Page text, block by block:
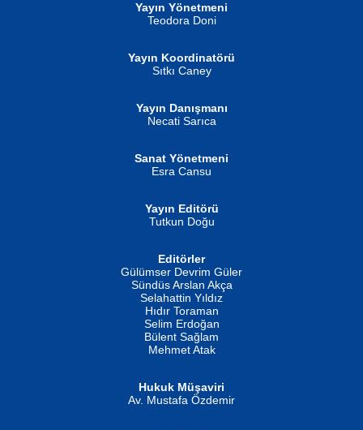
İSMAİL OKUTAN
Erkeklerin Kahrolması Ne Demektir
Evvel Zaman Tanrıçası...
Yayın Yönetmeni
Teodora Doni
Yayın Koordinatörü
Sıtkı Caney
Yayın Danışmanı
Necati Sarıca
Sanat Yönetmeni
Esra Cansu
Yayın Editörü
Tutkun Doğu
Editörler
Gülümser Devrim Güler
Sündüs Arslan Akça
Selahattin Yıldız
Hıdır Toraman
Selim Erdoğan
Bülent Sağlam
Mehmet Atak
Hukuk Müşaviri
Av. Mustafa Özdemir